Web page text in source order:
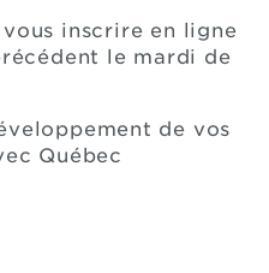
vous inscrire en ligne
le mardi de
de vos
Québec